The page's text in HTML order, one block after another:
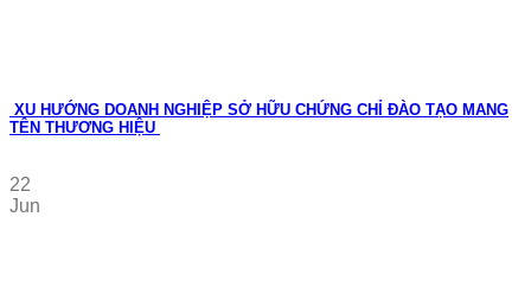
XU HƯỚNG DOANH NGHIỆP SỞ HỮU CHỨNG CHỈ ĐÀO TẠO MANG
TÊN THƯƠNG HIỆU
22
Jun